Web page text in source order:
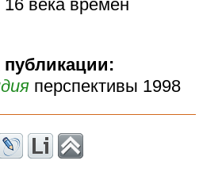
века времен
публикации:
перспективы 1998